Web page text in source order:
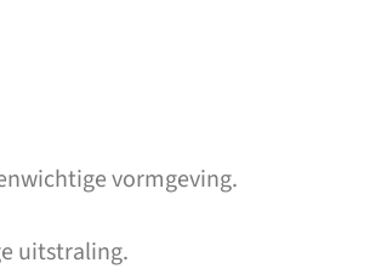
vormgeving.
uitstraling.